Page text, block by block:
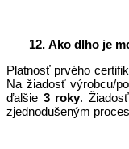
12. Ako dlho je
Platnosť prvého
Na žiadosť výrobcu/
ďalšie 3 roky.
zjednodušeným